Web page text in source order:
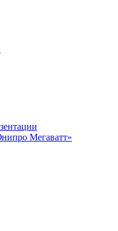
Мегаватт»